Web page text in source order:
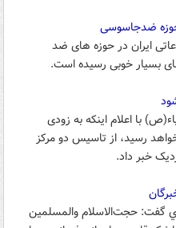
ضدجاسوسی
ایران در حوزه های ضد
بسیار خوبی رسیده است.
با اعلام اینکه به زودی
خواهد رسید، از تاسیس دو مرکز
خبر داد.
گفت: حجت‌الاسلام والمسلمين